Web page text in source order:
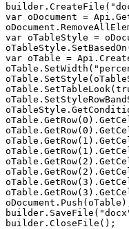
var oDocument =
var oTableStyle =
var oTable =
builder.CloseFile();